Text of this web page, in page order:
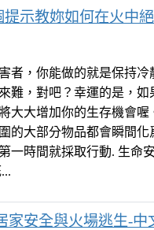
提示教妳如何在火中
者，你能做的就是保持冷
難，對吧？幸運的是，如
大大增加你的生存機會喔
的大部分物品都會瞬間化
一時間就採取行動. 生命
家安全與火場逃生-中